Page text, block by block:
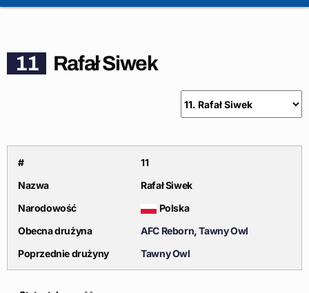
11 Rafał Siwek
#
11
Nazwa
Rafał Siwek
Narodowość
Polska
Obecna drużyna
AFC Reborn,Tawny Owl
Poprzednie drużyny
Tawny Owl